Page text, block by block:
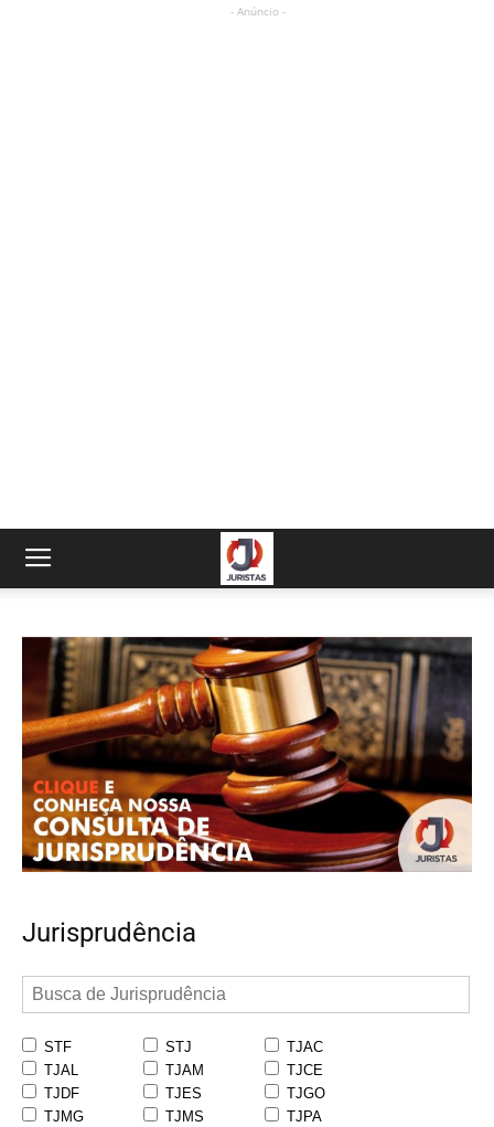
- Anúncio -
Jurisprudência
STF STJ
TJAC
TJAL
TJAM
TJCE
TJDF
TJES
TJGO
TJMG
TJMS
TJPA